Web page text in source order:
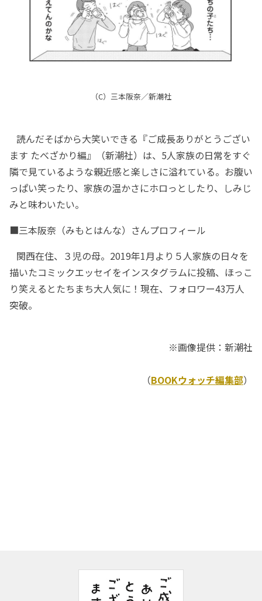
（C）三本阪奈／新潮社
読んだそばから大笑いできる『ご成長ありがとうござい
ます たべざかり編』（新潮社）は、5人家族の日常をすぐ
隣で見ているような親近感と楽しさに溢れている。お腹い
っぱい笑ったり、家族の温かさにホロっとしたり、しみじ
みと味わいたい。
■三本阪奈（みもとはんな）さんプロフィール
関西在住、３児の母。2019年1月より５人家族の日々を
描いたコミックエッセイをインスタグラムに投稿、ほっこ
り笑えるとたちまち大人気に！現在、フォロワー43万人
突破。
※画像提供：新潮社
（BOOKウォッチ編集部）